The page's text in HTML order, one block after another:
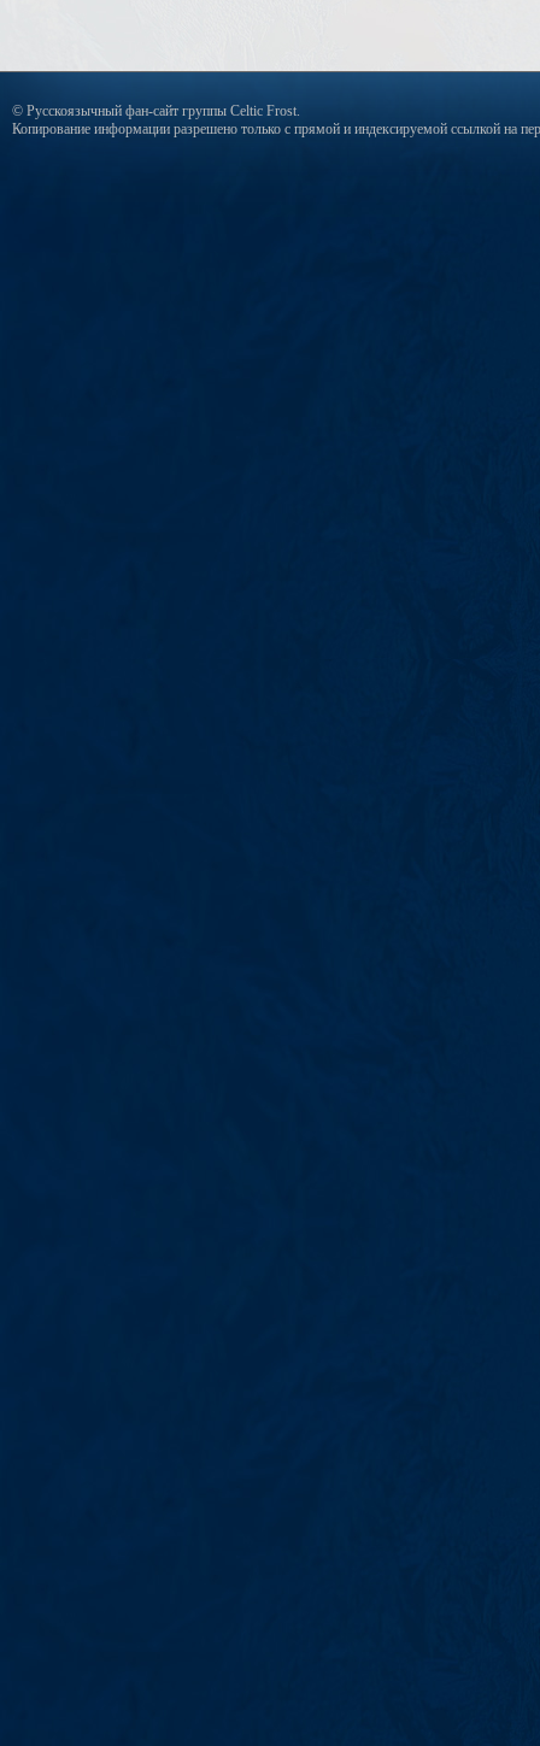
© Русскоязычный фан-сайт группы Celtic Frost.
Копирование информации разрешено только с прямой и индексируемой ссылкой на